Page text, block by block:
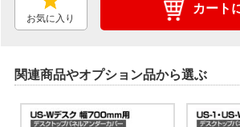
お気に入り
カート
関連商品やオプション品から選ぶ